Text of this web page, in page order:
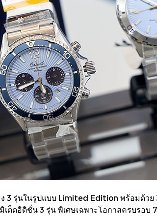
ง 3 รุ่นในรูปแบบ Limited Edition พร้อมด้ว
ต็ดอิดิชั่น 3 รุ่น พิเศษเฉพาะโอกาสครบรอบ